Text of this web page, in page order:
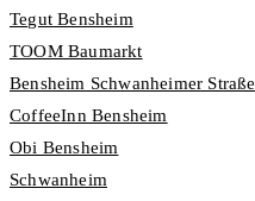
Tegut Bensheim
TOOM Baumarkt
Bensheim Schwanheimer Straße
CoffeeInn Bensheim
Obi Bensheim
Schwanheim